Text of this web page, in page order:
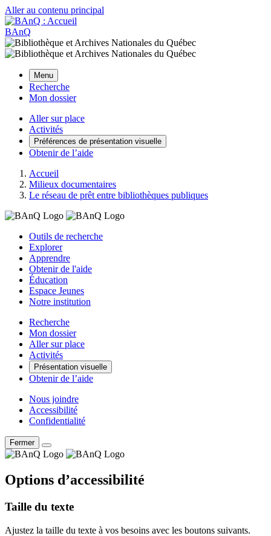
Aller au contenu principal
BAnQ
Menu
Recherche
Mon dossier
Aller sur place
Activités
Préférences de présentation visuelle
Obtenir de l’aide
Accueil
Milieux documentaires
Le réseau de prêt entre bibliothèques publiques
Outils de recherche
Explorer
Apprendre
Obtenir de l'aide
Éducation
Espace Jeunes
Notre institution
Recherche
Mon dossier
Aller sur place
Activités
Présentation visuelle
Obtenir de l’aide
Nous joindre
Accessibilité
Confidentialité
Fermer
Options d’accessibilité
Taille du texte
Ajustez la taille du texte à vos besoins avec les boutons suivants.